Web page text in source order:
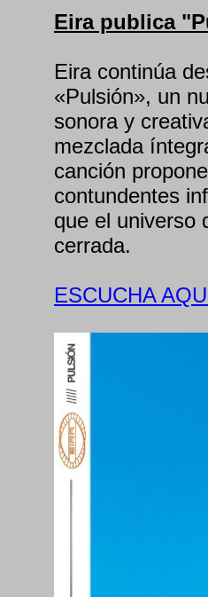
Eira publica
Eira continúa
«Pulsión», un
sonora y
mezclada
canción
contundentes
que el universo
cerrada.
ESCUCHA